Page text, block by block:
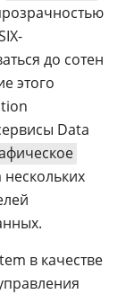
до сотен
этого
Data
в качестве